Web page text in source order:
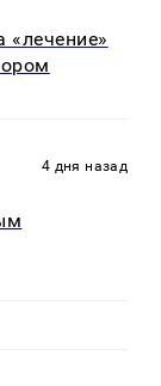
«лечение»
4 дня назад